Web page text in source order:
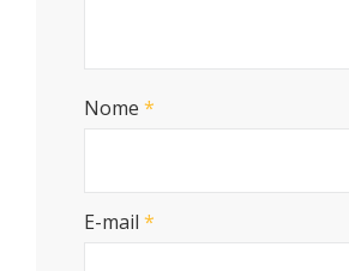
Nome *
E-mail *